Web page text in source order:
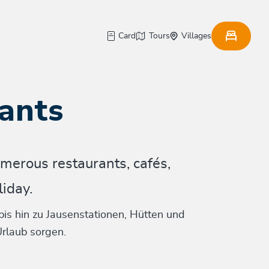
Card Tours Villages
restaurants, cafés,
hin zu Jausenstationen, Hütten und
sorgen.